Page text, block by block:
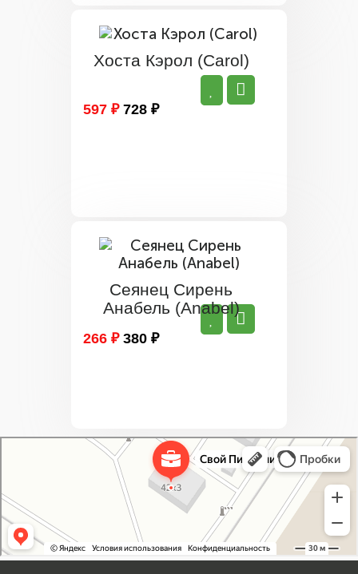
Хоста Кэрол (Carol)
597 ₽ 728 ₽
Сеянец Сирень
Анабель (Anabel)
266 ₽ 380 ₽
Питомник растений в Москве
Садовый центр в Москве